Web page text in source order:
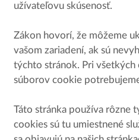
užívateľovu skúsenosť.
Zákon hovorí, že môžeme
vašom zariadení, ak sú
týchto stránok. Pri
súborov cookie
Táto stránka používa rôzne
cookies sú tu umiestnené